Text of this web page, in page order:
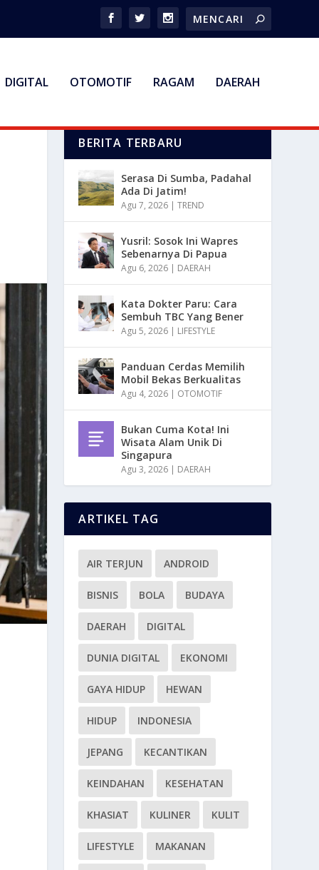
DIGITAL OTOMOTIF RAGAM DAERAH
BERITA TERBARU
Serasa Di Sumba, Padahal
Ada Di Jatim!
Agu 7, 2026 |TREND
Yusril: Sosok Ini Wapres
Sebenarnya Di Papua
Agu 6, 2026 | DAERAH
Kata Dokter Paru: Cara
Sembuh TBC Yang Bener
Agu 5, 2026 | LIFESTYLE
Panduan Cerdas Memilih
Mobil Bekas Berkualitas
Agu 4, 2026 | OTOMOTIF
Bukan Cuma Kota! Ini
Wisata Alam Unik Di
Singapura
Agu 3, 2026 | DAERAH
ARTIKEL TAG
AIR TERJUN ANDROID
BISNIS BOLA BUDAYA
DAERAH DIGITAL
DUNIA DIGITAL EKONOMI
GAYA HIDUP HEWAN
HIDUP INDONESIA
JEPANG KECANTIKAN
KEINDAHAN KESEHATAN
KHASIAT KULINER KULIT
LIFESTYLE MAKANAN